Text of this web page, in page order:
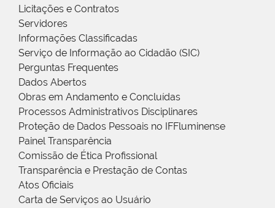
Licitações e Contratos
Servidores
Informações Classificadas
Serviço de Informação ao Cidadão (SIC)
Perguntas Frequentes
Dados Abertos
Obras em Andamento e Concluídas
Processos Administrativos Disciplinares
Proteção de Dados Pessoais no IFFluminense
Painel Transparência
Comissão de Ética Profissional
Transparência e Prestação de Contas
Atos Oficiais
Carta de Serviços ao Usuário